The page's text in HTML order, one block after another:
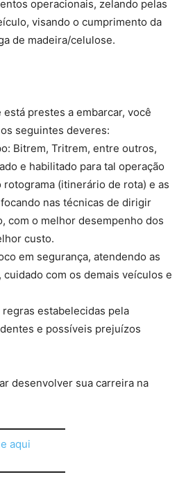
operacionais, zelando pelas
visando o cumprimento da
de madeira/celulose.
prestes a embarcar, você
seguintes deveres:
Bitrem, Tritrem, entre outros,
e habilitado para tal operação
rotograma (itinerário de rota) e as
nas técnicas de dirigir
com o melhor desempenho dos
custo.
em segurança, atendendo as
com os demais veículos e
estabelecidas pela
e possíveis prejuízos
desenvolver sua carreira na
aqui